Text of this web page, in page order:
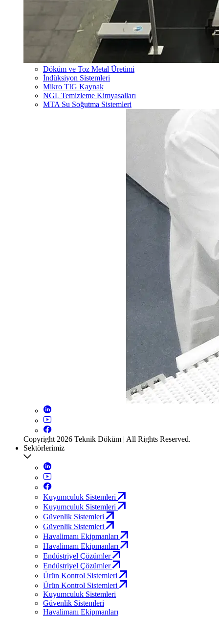
Döküm ve Toz Metal Üretimi
İndüksiyon Sistemleri
Mikro TIG Kaynak
NGL Temizleme Kimyasalları
MTA Su Soğutma Sistemleri
Copyright 2026 Teknik Döküm | All Rights Reserved.
Sektörlerimiz
Kuyumculuk Sistemleri
Kuyumculuk Sistemleri
Güvenlik Sistemleri
Güvenlik Sistemleri
Havalimanı Ekipmanları
Havalimanı Ekipmanları
Endüstriyel Çözümler
Endüstriyel Çözümler
Ürün Kontrol Sistemleri
Ürün Kontrol Sistemleri
Kuyumculuk Sistemleri
Güvenlik Sistemleri
Havalimanı Ekipmanları